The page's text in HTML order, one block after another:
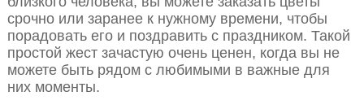
срочно или заранее к нужному времени, чтобы
порадовать его и поздравить с праздником. Такой
простой жест зачастую очень ценен, когда вы не
можете быть рядом с любимыми в важные для
них моменты.